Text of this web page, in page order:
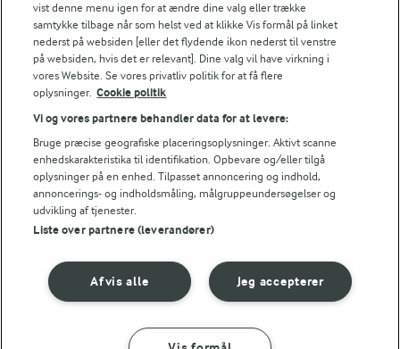
Fiskesuppe med
torsk, laks og rejer
(33)
One pot med kål og
perler
(48)
Farmordressing
Cremet pasta med
vist denne menu igen for at ændre dine valg eller trække
samtykke tilbage når som helst ved at klikke Vis formål på linket
nederst på websiden [eller det flydende ikon nederst til venstre
på websiden, hvis det er relevant]. Dine valg vil have virkning i
vores Website. Se vores privatliv politik for at få flere
oplysninger. Cookie politik
Vi og vores partnere behandler data for at levere:
Bruge præcise geografiske placeringsoplysninger. Aktivt scanne
enhedskarakteristika til identifikation. Opbevare og/eller tilgå
oplysninger på en enhed. Tilpasset annoncering og indhold,
annoncerings- og indholdsmåling, målgruppeundersøgelser og
udvikling af tjenester.
Liste over partnere (leverandører)
Jeg accepterer
Afvis alle